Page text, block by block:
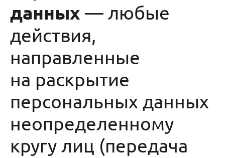
данных — любые
действия,
направленные
на раскрытие
персональных данных
неопределенному
кругу лиц (передача